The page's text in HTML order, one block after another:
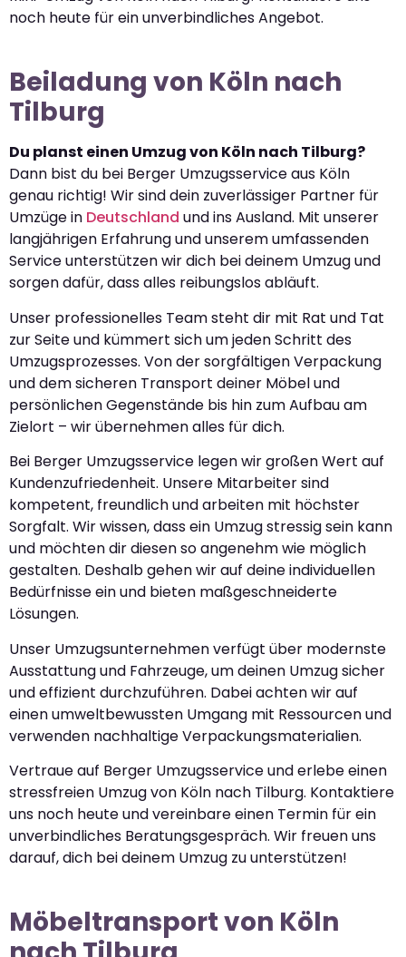
noch heute für ein unverbindliches Angebot.
Beiladung von Köln nach
Tilburg
Du planst einen Umzug von Köln nach Tilburg?
Dann bist du bei Berger Umzugsservice aus Köln
genau richtig! Wir sind dein zuverlässiger Partner für
Umzüge in Deutschland und ins Ausland. Mit unserer
langjährigen Erfahrung und unserem umfassenden
Service unterstützen wir dich bei deinem Umzug und
sorgen dafür, dass alles reibungslos abläuft.
Unser professionelles Team steht dir mit Rat und Tat
zur Seite und kümmert sich um jeden Schritt des
Umzugsprozesses. Von der sorgfältigen Verpackung
und dem sicheren Transport deiner Möbel und
persönlichen Gegenstände bis hin zum Aufbau am
Zielort – wir übernehmen alles für dich.
Bei Berger Umzugsservice legen wir großen Wert auf
Kundenzufriedenheit. Unsere Mitarbeiter sind
kompetent, freundlich und arbeiten mit höchster
Sorgfalt. Wir wissen, dass ein Umzug stressig sein kann
und möchten dir diesen so angenehm wie möglich
gestalten. Deshalb gehen wir auf deine individuellen
Bedürfnisse ein und bieten maßgeschneiderte
Lösungen.
Unser Umzugsunternehmen verfügt über modernste
Ausstattung und Fahrzeuge, um deinen Umzug sicher
und effizient durchzuführen. Dabei achten wir auf
einen umweltbewussten Umgang mit Ressourcen und
verwenden nachhaltige Verpackungsmaterialien.
Vertraue auf Berger Umzugsservice und erlebe einen
stressfreien Umzug von Köln nach Tilburg. Kontaktiere
uns noch heute und vereinbare einen Termin für ein
unverbindliches Beratungsgespräch. Wir freuen uns
darauf, dich bei deinem Umzug zu unterstützen!
Möbeltransport von Köln